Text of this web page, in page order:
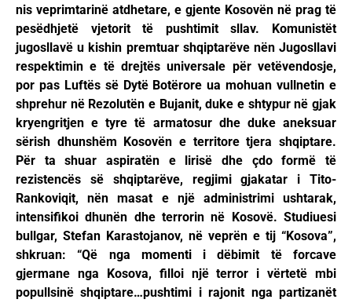
nis veprimtarinë atdhetare, e gjente Kosovën në prag të
pesëdhjetë vjetorit të pushtimit sllav. Komunistët
jugosllavë u kishin premtuar shqiptarëve nën Jugosllavi
respektimin e të drejtës universale për vetëvendosje,
por pas Luftës së Dytë Botërore ua mohuan vullnetin e
shprehur në Rezolutën e Bujanit, duke e shtypur në gjak
kryengritjen e tyre të armatosur dhe duke aneksuar
sërish dhunshëm Kosovën e territore tjera shqiptare.
Për ta shuar aspiratën e lirisë dhe çdo formë të
rezistencës së shqiptarëve, regjimi gjakatar i Tito-
Rankoviqit, nën masat e një administrimi ushtarak,
intensifikoi dhunën dhe terrorin në Kosovë. Studiuesi
bullgar, Stefan Karastojanov, në veprën e tij “Kosova”,
shkruan: “Që nga momenti i dëbimit të forcave
gjermane nga Kosova, filloi një terror i vërtetë mbi
popullsinë shqiptare…pushtimi i rajonit nga partizanët